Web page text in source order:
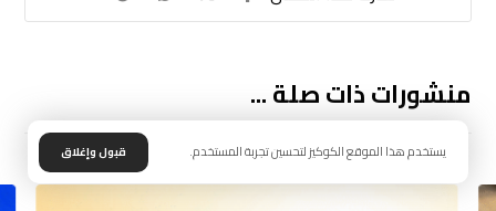
منشورات ذات صلة ...
يستخدم هذا الموقع الكوكيز لتحسين تجربة المستخدم. قبول وإغلاق